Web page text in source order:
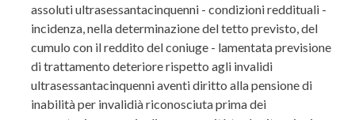
assoluti ultrasessantacinquenni - condizioni reddituali -
incidenza, nella determinazione del tetto previsto, del
cumulo con il reddito del coniuge - lamentata previsione
di trattamento deteriore rispetto agli invalidi
ultrasessantacinquenni aventi diritto alla pensione di
inabilità per invalidià riconosciuta prima dei